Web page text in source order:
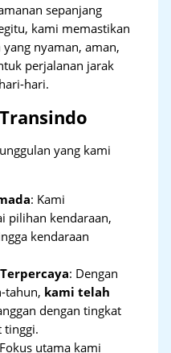
sepanjang
kami memastikan
nyaman, aman,
perjalanan jarak
hari.
yang kami
: Kami
pilihan kendaraan,
kendaraan
: Dengan
tahun, kami telah
dengan tingkat
tinggi.
utama kami